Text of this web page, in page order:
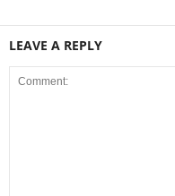
LEAVE A REPLY